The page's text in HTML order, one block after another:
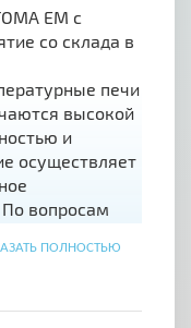
EM с
со склада в
печи
высокой
и
осуществляет
вопросам
ПОЛНОСТЬЮ